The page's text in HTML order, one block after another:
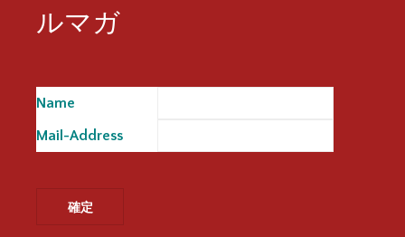
ルマガ
Name
Mail-Address